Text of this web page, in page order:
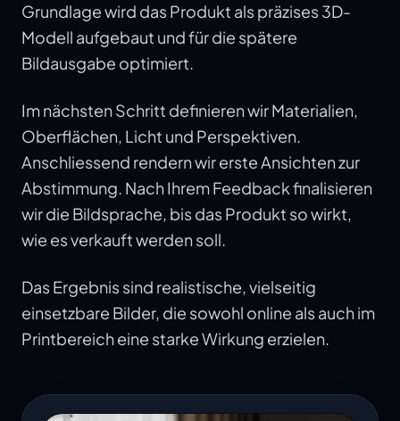
Grundlage wird das Produkt als präzises 3D-
Modell aufgebaut und für die spätere
Bildausgabe optimiert.
Im nächsten Schritt definieren wir Materialien,
Oberflächen, Licht und Perspektiven.
Anschliessend rendern wir erste Ansichten zur
Abstimmung. Nach Ihrem Feedback finalisieren
wir die Bildsprache, bis das Produkt so wirkt,
wie es verkauft werden soll.
Das Ergebnis sind realistische, vielseitig
einsetzbare Bilder, die sowohl online als auch im
Printbereich eine starke Wirkung erzielen.